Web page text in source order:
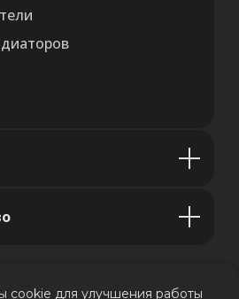
cookie для улучшения работы